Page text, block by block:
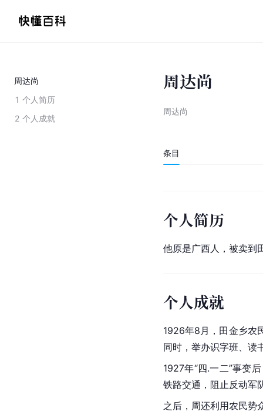
周达尚
1 个人简历
2 个人成就
周达尚
周达尚
条目
个人简历
他原是广西人，被卖到
个人成就
1926年8月，田金乡农
同时，举办识字班、读
1927年“四.一二”事变
铁路交通，阻止反动军
之后，周还利用农民势